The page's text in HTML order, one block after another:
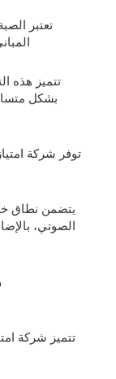
تعتبر
تتميز هذه
بشكل
توفر شركة
يتضمن نطاق
الصوتي،
تتميز شركة